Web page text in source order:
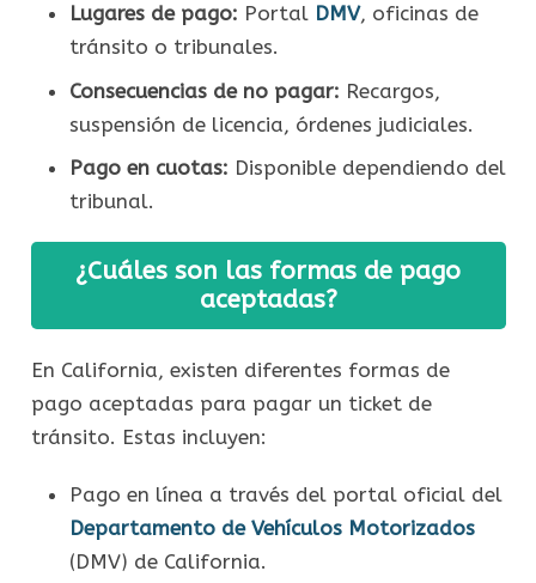
Lugares de pago: Portal DMV, oficinas de
tránsito o tribunales.
Consecuencias de no pagar: Recargos,
suspensión de licencia, órdenes judiciales.
Pago en cuotas: Disponible dependiendo del
tribunal.
¿Cuáles son las formas de pago
aceptadas?
En California, existen diferentes formas de
pago aceptadas para pagar un ticket de
tránsito. Estas incluyen:
Pago en línea a través del portal oficial del
Departamento de Vehículos Motorizados
(DMV) de California.